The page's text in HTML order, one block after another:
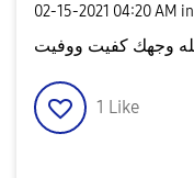
‎02-15-2021 04:20 AM in
1 Like